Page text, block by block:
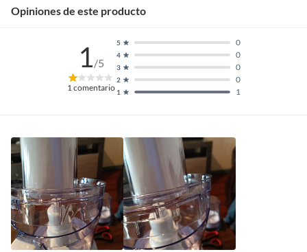
Opiniones de este producto
1/5
1comentario 1 1
2 0
3 0
4 0
5 0